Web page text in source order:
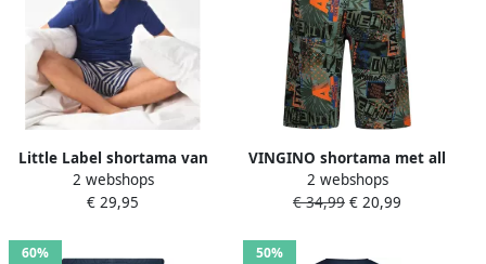
Little Label shortama van
biologisch katoen blauw
grijs Jongens Stretchkatoen
2 webshops
€ 29,95
VINGINO shortama met all
over print oranje army
Jongens Stretchkatoen
2 webshops
€ 34,99 € 20,99
60% 50%